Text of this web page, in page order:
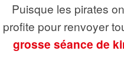
Puisque les pirates
profite pour renvoyer
grosse séance de